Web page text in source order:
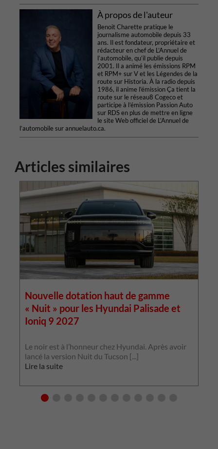
À propos de l'auteur
Benoit Charette pratique le
journalisme automobile depuis 33
ans. Il est fondateur, propriétaire et
rédacteur en chef de L’Annuel de
l’automobile, qu’il publie depuis
2001. Il a animé les émissions RPM
et RPM+ sur V et les Légendes de la
route sur Historia. À la radio depuis
1986, il anime l'émission Ça tient la
route sur le réseau8 Cogeco et
participe à l’émission Passion Auto
sur RDS en plus de mettre en ligne
le site Web officiel de L’Annuel de
l’automobile sur annuelauto.ca.
Articles similaires
Nouvelle dotation haut de gamme
« Nuit » pour les Hyundai Palisade et
Ioniq 9 2027
Le noir est à l’honneur chez Hyundai. Après avoir
lancé la version Nuit du Tucson [...]
Lire la suite